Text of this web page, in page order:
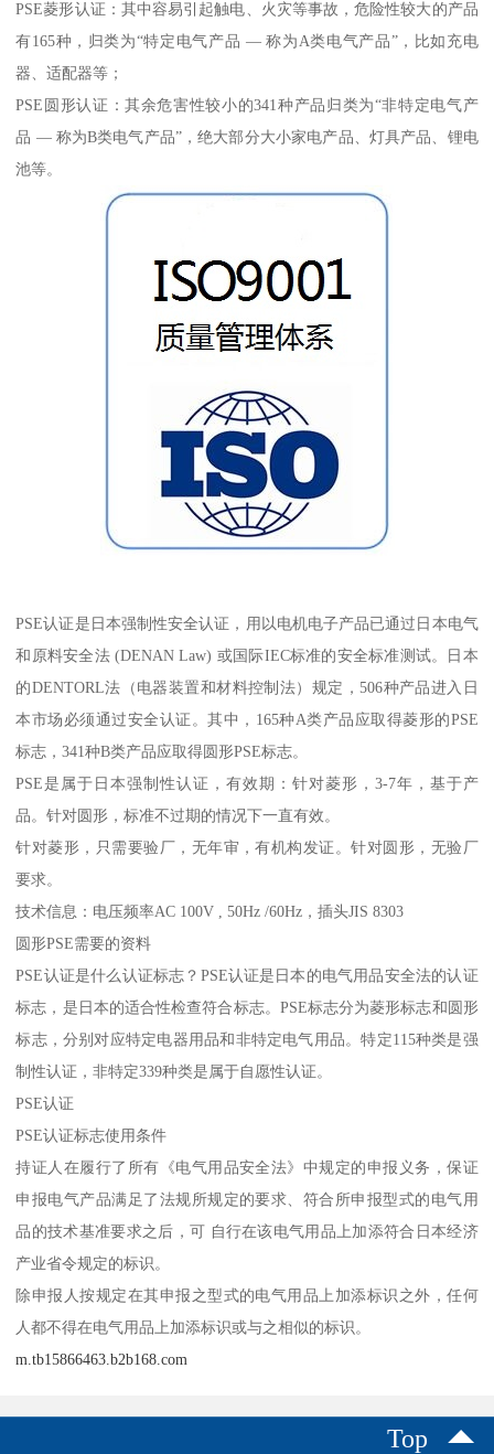
PSE菱形认证：其中容易引起触电、火灾等事故，危险性较大的产品
有165种，归类为“特定电气产品 — 称为A类电气产品”，比如充电
器、适配器等；
PSE圆形认证：其余危害性较小的341种产品归类为“非特定电气产
品 — 称为B类电气产品”，绝大部分大小家电产品、灯具产品、锂电
池等。
PSE认证是日本强制性安全认证，用以电机电子产品已通过日本电气
和原料安全法 (DENAN Law) 或国际IEC标准的安全标准测试。日本
的DENTORL法（电器装置和材料控制法）规定，506种产品进入日
本市场必须通过安全认证。其中，165种A类产品应取得菱形的PSE
标志，341种B类产品应取得圆形PSE标志。
PSE是属于日本强制性认证，有效期：针对菱形，3-7年，基于产
品。针对圆形，标准不过期的情况下一直有效。
针对菱形，只需要验厂，无年审，有机构发证。针对圆形，无验厂
要求。
技术信息：电压频率AC 100V , 50Hz /60Hz，插头JIS 8303
圆形PSE需要的资料
PSE认证是什么认证标志？PSE认证是日本的电气用品安全法的认证
标志，是日本的适合性检查符合标志。PSE标志分为菱形标志和圆形
标志，分别对应特定电器用品和非特定电气用品。特定115种类是强
制性认证，非特定339种类是属于自愿性认证。
PSE认证
PSE认证标志使用条件
持证人在履行了所有《电气用品安全法》中规定的申报义务，保证
申报电气产品满足了法规所规定的要求、符合所申报型式的电气用
品的技术基准要求之后，可 自行在该电气用品上加添符合日本经济
产业省令规定的标识。
除申报人按规定在其申报之型式的电气用品上加添标识之外，任何
人都不得在电气用品上加添标识或与之相似的标识。
m.tb15866463.b2b168.com
Top